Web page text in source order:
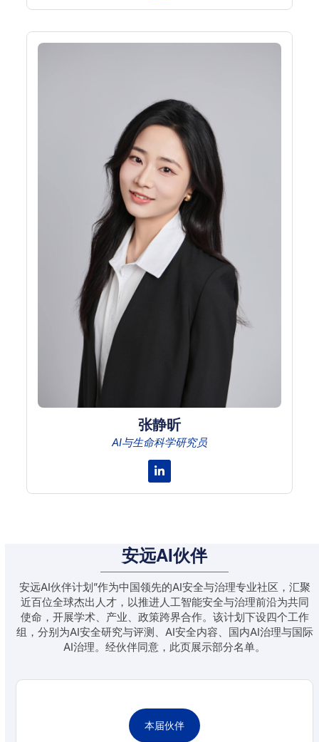
张静昕
AI与生命科学研究员
Linkedin
安远AI伙伴
安远AI伙伴计划”作为中国领先的AI安全与治理专业社区，汇聚
近百位全球杰出人才，以推进人工智能安全与治理前沿为共同
使命，开展学术、产业、政策跨界合作。该计划下设四个⼯作
组，分别为AI安全研究与评测、AI安全内容、国内AI治理与国际
AI治理。经伙伴同意，此页展示部分名单。
本届伙伴